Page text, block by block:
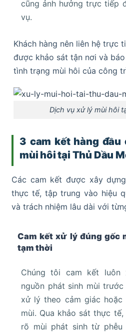
cũng ảnh hưởng trực tiếp
vụ.
Khách hàng nên liên hệ trực
được khảo sát tận nơi và
tình trạng mùi hôi của công
Dịch vụ xử lý mùi hôi
3 cam kết hàng
mùi hôi tại Thủ Dầu
Các cam kết được xây
thực tế, tập trung vào hiệu
và trách nhiệm lâu dài với
Cam kết xử lý đúng gốc
tạm thời
Chúng tôi cam kết luôn
nguồn phát sinh mùi
xử lý theo cảm giác hoặc
mùi. Qua khảo sát thực
rõ mùi phát sinh từ phễu